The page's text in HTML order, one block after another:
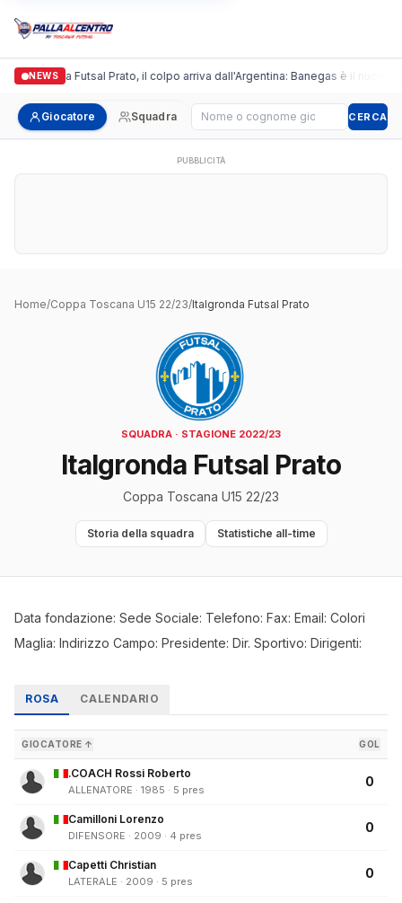
NEWS
Italgronda Futsal Prato, il colpo arriva dall'Argentina: Banegas è il nuovo
Giocatore Squadra Cerca giocatore CERCA
PUBBLICITÀ
Home/Coppa Toscana U15 22/23/Italgronda Futsal Prato
SQUADRA · STAGIONE 2022/23
Italgronda Futsal Prato
Coppa Toscana U15 22/23
Storia della squadra Statistiche all-time
Data fondazione: Sede Sociale: Telefono: Fax: Email: Colori
Maglia: Indirizzo Campo: Presidente: Dir. Sportivo: Dirigenti:
ROSA CALENDARIO
GIOCATORE ↑ GOL
.COACH Rossi Roberto
ALLENATORE · 1985 · 5 pres
0
Camilloni Lorenzo
DIFENSORE · 2009 · 4 pres
0
Capetti Christian
LATERALE · 2009 · 5 pres
0